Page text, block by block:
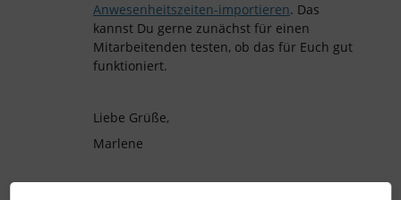
Anwesenheitszeiten-importieren. Das
kannst Du gerne zunächst für einen
Mitarbeitenden testen, ob das für Euch gut
funktioniert.
Liebe Grüße,
Marlene